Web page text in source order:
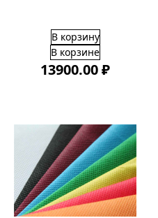
В корзину
В корзине
13900.00 ₽